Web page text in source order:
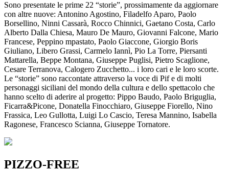
Sono presentate le prime 22 “storie”, prossimamente da aggiornare
con altre nuove: Antonino Agostino, Filadelfo Aparo, Paolo
Borsellino, Ninni Cassarà, Rocco Chinnici, Gaetano Costa, Carlo
Alberto Dalla Chiesa, Mauro De Mauro, Giovanni Falcone, Mario
Francese, Peppino mpastato, Paolo Giaccone, Giorgio Boris
Giuliano, Libero Grassi, Carmelo Iannì, Pio La Torre, Piersanti
Mattarella, Beppe Montana, Giuseppe Puglisi, Pietro Scaglione,
Cesare Terranova, Calogero Zucchetto... i loro cari e le loro scorte.
Le “storie” sono raccontate attraverso la voce di Pif e di molti
personaggi siciliani del mondo della cultura e dello spettacolo che
hanno scelto di aderire al progetto: Pippo Baudo, Paolo Briguglia,
Ficarra&Picone, Donatella Finocchiaro, Giuseppe Fiorello, Nino
Frassica, Leo Gullotta, Luigi Lo Cascio, Teresa Mannino, Isabella
Ragonese, Francesco Scianna, Giuseppe Tornatore.
PIZZO-FREE